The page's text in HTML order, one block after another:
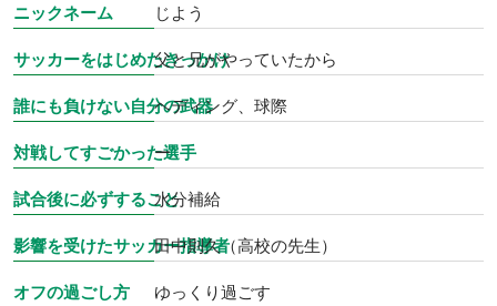
ニックネーム
じよう
サッカーをはじめたきっかけ父と兄がやっていたから
誰にも負けない自分の武器ヘディング、球際
対戦してすごかった選手
ー
試合後に必ずすること水分補給
影響を受けたサッカー指導者田中則久（高校の先生）
オフの過ごし方
ゆっくり過ごす